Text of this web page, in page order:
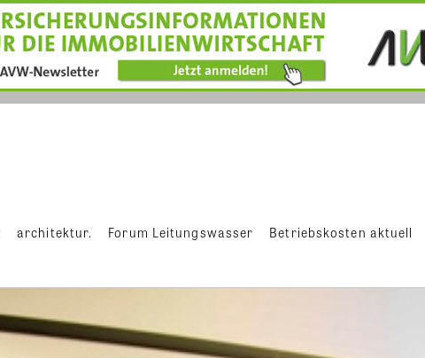
architektur. Forum Leitungswasser Betriebskosten aktuell